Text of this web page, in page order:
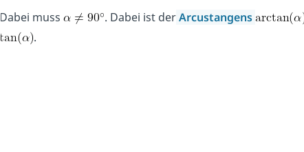
Dabei muss . Dabei ist derArcustangens
.